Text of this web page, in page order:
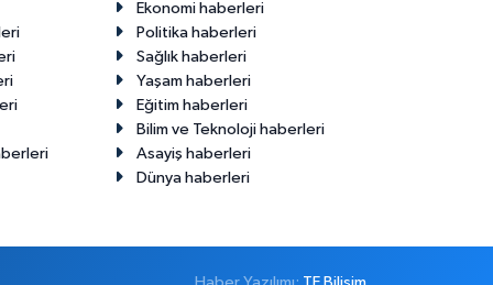
Ekonomi haberleri
Politika haberleri
Sağlık haberleri
Yaşam haberleri
Eğitim haberleri
Bilim ve Teknoloji haberleri
Asayiş haberleri
Dünya haberleri